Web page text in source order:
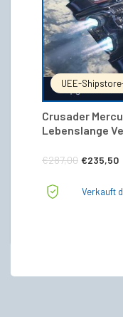
UEE-
Crusader
Lebenslange
€287,00 €235,50
Verkauft